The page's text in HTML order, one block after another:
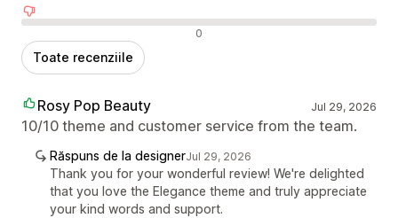
0
Toate recenziile
Rosy Pop Beauty Jul 29, 2026
10/10 theme and customer service from the team.
Răspuns de la designerJul 29, 2026
Thank you for your wonderful review! We're delighted
that you love the Elegance theme and truly appreciate
your kind words and support.